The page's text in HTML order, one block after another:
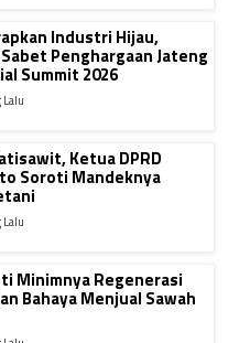
Industri Hijau,
Penghargaan Jateng
Summit 2026
Lalu
Ketua DPRD
Soroti Mandeknya
Lalu
Minimnya Regenerasi
Bahaya Menjual Sawah